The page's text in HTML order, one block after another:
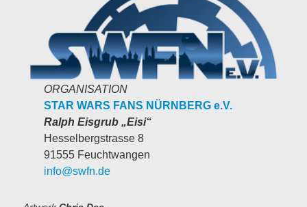
ORGANISATION
STAR WARS FANS NÜRNBERG e.V.
Ralph Eisgrub „Eisi“
Hesselbergstrasse 8
91555 Feuchtwangen
info@swfn.de